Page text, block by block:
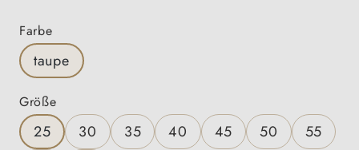
Farbeauswählen
taupe
Größeauswählen
25 30 35 40 45 50
55